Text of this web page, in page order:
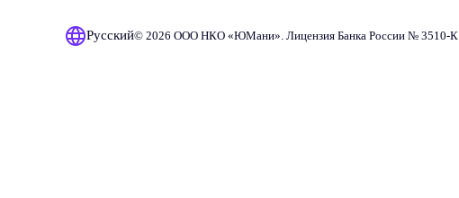
Русский© 2026 ООО НКО «ЮМани». Лицензия Банка России № 3510‑К